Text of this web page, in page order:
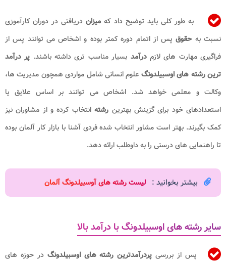
به طور کلی باید توضیح داد که میزان دریافتی در دوران کارآموزی
نسبت بهحقوق پس از اتمام دوره کمتر بوده و اشخاص می توانند پس از
فراگیری مهارت های لازمدرآمد بسیار مناسب تری داشته باشند. پر درآمد
ترین رشته های اوسبیلدونگ علوم انسانی شامل مواردی همچون مدیریت ها،
وکالت و معلمی خواهد شد. اشخاص می توانند بر اساس علایق یا
استعدادهای خود برای گزینش بهترین رشتهانتخاب کرده و از مشاوران نیز
کمک بگیرند. بهتر است مشاور انتخاب شده فردی آشنا با بازار کار آلمان بوده
تا راهنمایی های درستی را به داوطلب ارائه دهد.
بیشتر بخوانید : لیست رشته های آوسبیلدونگ آلمان​
سایر رشته های اوسبیلدونگ با درآمد بالا
پس از بررسی پردرآمدترین رشته های اوسبیلدونگ در حوزه های